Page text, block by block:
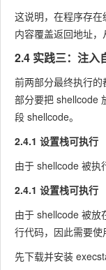
这说明，在程序存
内容覆盖返回地址，
2.4 实践三：注
前两部分最终执行
部分要把 shellcode
段 shellcode。
2.4.1 设置栈可执行
由于 shellcode 被执
2.4.1 设置栈可执行
由于 shellcode 被放
行代码，因此需要使
先下载并安装